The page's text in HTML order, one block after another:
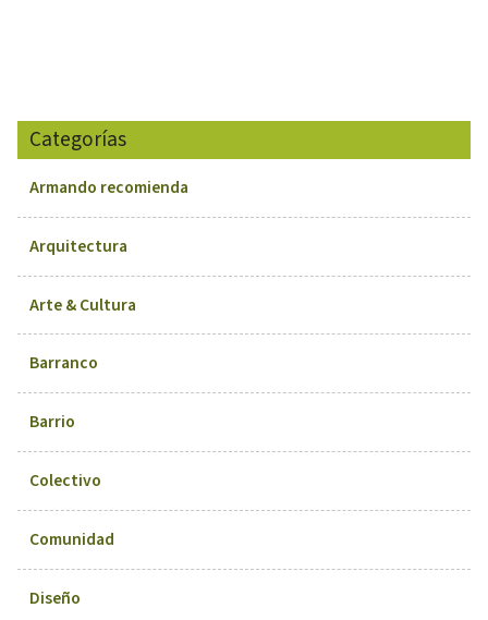
Categorías
Armando recomienda
Arquitectura
Arte & Cultura
Barranco
Barrio
Colectivo
Comunidad
Diseño